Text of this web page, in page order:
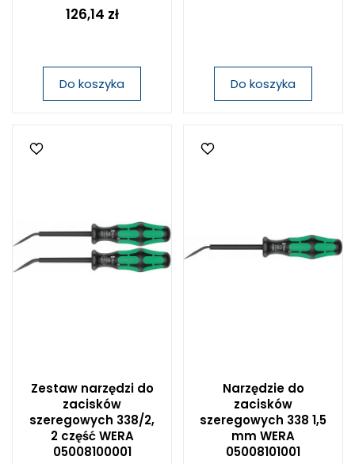
126,14 zł
Do koszyka Do koszyka
Zestaw narzędzi do
zacisków
szeregowych 338/2,
2 część WERA
05008100001
Narzędzie do
zacisków
szeregowych 338 1,5
mm WERA
05008101001